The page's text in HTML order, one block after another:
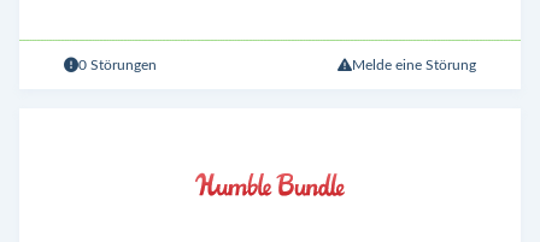
0 Störungen Melde eine Störung